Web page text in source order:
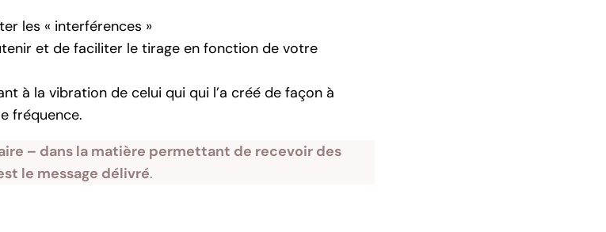
les « interférences »
et de faciliter le tirage en fonction de votre
à la vibration de celui qui qui l’a créé de façon à
fréquence.
– dans la matière permettant de recevoir des
le message délivré.